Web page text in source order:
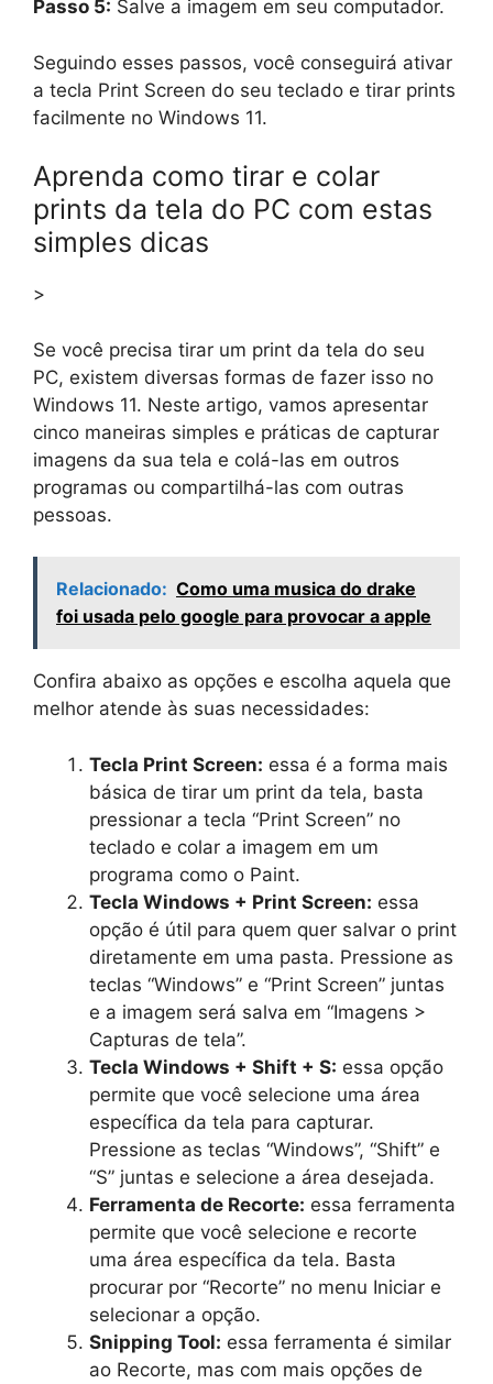
Passo 5: Salve a imagem em seu computador.
Seguindo esses passos, você conseguirá ativar
a tecla Print Screen do seu teclado e tirar prints
facilmente no Windows 11.
Aprenda como tirar e colar
prints da tela do PC com estas
simples dicas
>
Se você precisa tirar um print da tela do seu
PC, existem diversas formas de fazer isso no
Windows 11. Neste artigo, vamos apresentar
cinco maneiras simples e práticas de capturar
imagens da sua tela e colá-las em outros
programas ou compartilhá-las com outras
pessoas.
Relacionado: Como uma musica do drake
foi usada pelo google para provocar a apple
Confira abaixo as opções e escolha aquela que
melhor atende às suas necessidades:
Tecla Print Screen: essa é a forma mais
básica de tirar um print da tela, basta
pressionar a tecla “Print Screen” no
teclado e colar a imagem em um
programa como o Paint.
Tecla Windows + Print Screen: essa
opção é útil para quem quer salvar o print
diretamente em uma pasta. Pressione as
teclas “Windows” e “Print Screen” juntas
e a imagem será salva em “Imagens >
Capturas de tela”.
Tecla Windows + Shift + S: essa opção
permite que você selecione uma área
específica da tela para capturar.
Pressione as teclas “Windows”, “Shift” e
“S” juntas e selecione a área desejada.
Ferramenta de Recorte: essa ferramenta
permite que você selecione e recorte
uma área específica da tela. Basta
procurar por “Recorte” no menu Iniciar e
selecionar a opção.
Snipping Tool: essa ferramenta é similar
ao Recorte, mas com mais opções de